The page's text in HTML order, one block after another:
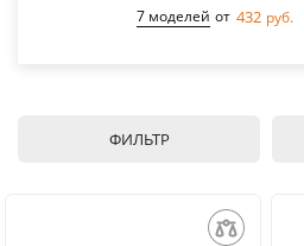
7 моделей от 432 руб.
ФИЛЬТР